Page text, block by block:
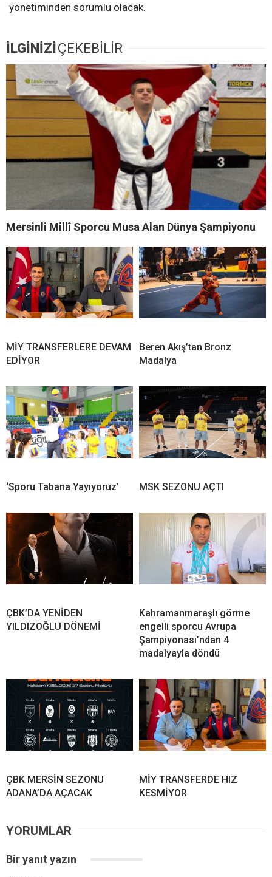
yönetiminden sorumlu olacak.
İLGİNİZİÇEKEBİLİR
Mersinli Millî Sporcu Musa Alan Dünya Şampiyonu
MİY TRANSFERLERE DEVAM
EDİYOR
Beren Akış’tan Bronz
Madalya
‘Sporu Tabana Yayıyoruz’ MSK SEZONU AÇTI
ÇBK’DA YENİDEN
YILDIZOĞLU DÖNEMİ
Kahramanmaraşlı görme
engelli sporcu Avrupa
Şampiyonası’ndan 4
madalyayla döndü
ÇBK MERSİN SEZONU
ADANA’DA AÇACAK
MİY TRANSFERDE HIZ
KESMİYOR
YORUMLAR
Bir yanıt yazın